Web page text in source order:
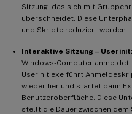
Sitzung, das sich mit
überschneidet. Diese
und Skripte reduziert werden.
Interaktive Sitzung – Userinit:
Windows-Computer
Userinit.exe führt
wieder her und startet dann
Benutzeroberfläche. Diese
stellt die Dauer zwischen